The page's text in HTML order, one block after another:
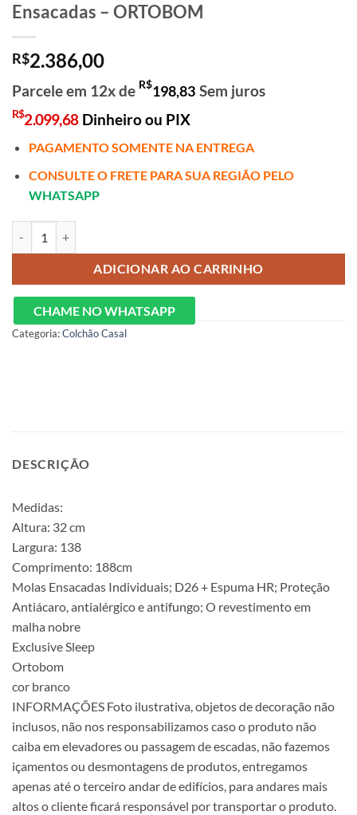
Ensacadas – ORTOBOM
R$2.386,00
Parcele em 12x de R$198,83 Sem juros
R$2.099,68 Dinheiro ou PIX
PAGAMENTO SOMENTE NA ENTREGA
CONSULTE O FRETE PARA SUA REGIÃO PELO
WHATSAPP
ADICIONAR AO CARRINHO
CHAME NO WHATSAPP
Categoria:Colchão Casal
DESCRIÇÃO
Medidas:
Altura: 32 cm
Largura: 138
Comprimento: 188cm
Molas Ensacadas Individuais; D26 + Espuma HR; Proteção
Antiácaro, antialérgico e antifungo; O revestimento em
malha nobre
Exclusive Sleep
Ortobom
cor branco
INFORMAÇÕES Foto ilustrativa, objetos de decoração não
inclusos, não nos responsabilizamos caso o produto não
caiba em elevadores ou passagem de escadas, não fazemos
içamentos ou desmontagens de produtos, entregamos
apenas até o terceiro andar de edifícios, para andares mais
altos o cliente ficará responsável por transportar o produto.